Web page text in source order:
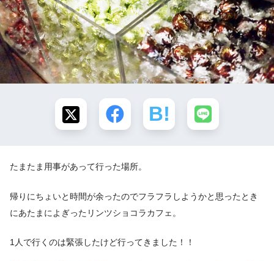
たまたま用事があって行った場所。
帰りにちょいと時間が余ったのでフラフラしようかと思ったとき
にあたまによぎったリンツショコラカフェ。
1人で行くのは緊張したけど行ってきました！！